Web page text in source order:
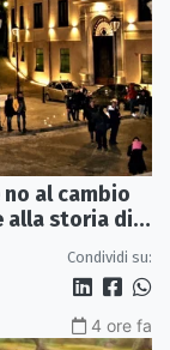
al cambio
alla storia di
Condividi su:
4 ore fa